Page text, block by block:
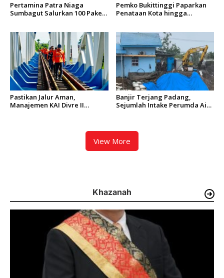
Pertamina Patra Niaga
Sumbagut Salurkan 100 Paket
Pemko Bukittinggi Paparkan
Penataan Kota hingga
Pastikan Jalur Aman,
Manajemen KAI Divre II
Banjir Terjang Padang,
Sejumlah Intake Perumda Air
View More
Khazanah